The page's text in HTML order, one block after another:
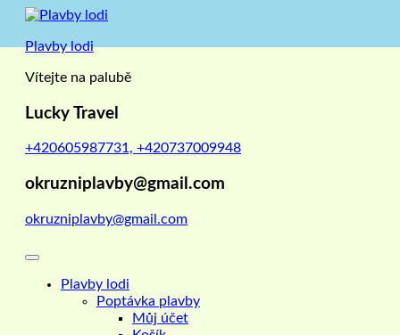
Skip
content
Plavby lodi
Vítejte na palubě
Lucky Travel
+420605987731, +420737009948
okruzniplavby@gmail.com
okruzniplavby@gmail.com
Plavby lodi
Poptávka plavby
Můj účet